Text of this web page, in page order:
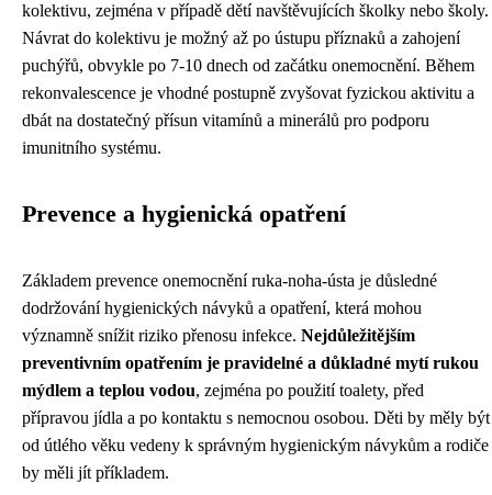
kolektivu, zejména v případě dětí navštěvujících školky nebo školy.
Návrat do kolektivu je možný až po ústupu příznaků a zahojení
puchýřů, obvykle po 7-10 dnech od začátku onemocnění. Během
rekonvalescence je vhodné postupně zvyšovat fyzickou aktivitu a
dbát na dostatečný přísun vitamínů a minerálů pro podporu
imunitního systému.
Prevence a hygienická opatření
Základem prevence onemocnění ruka-noha-ústa je důsledné
dodržování hygienických návyků a opatření, která mohou
významně snížit riziko přenosu infekce. Nejdůležitějším
preventivním opatřením je pravidelné a důkladné mytí rukou
mýdlem a teplou vodou, zejména po použití toalety, před
přípravou jídla a po kontaktu s nemocnou osobou. Děti by měly být
od útlého věku vedeny k správným hygienickým návykům a rodiče
by měli jít příkladem.